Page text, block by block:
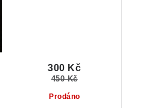
Prodáno
300 Kč
450 Kč